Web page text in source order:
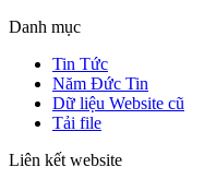
Danh mục
Tin Tức
Năm Đức Tin
Dữ liệu Website cũ
Tải file
Liên kết website